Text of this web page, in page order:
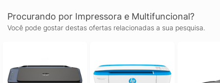
Procurando por Impressora e Multifuncional?
Você pode gostar destas ofertas relacionadas a sua pesquisa.